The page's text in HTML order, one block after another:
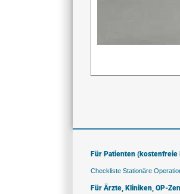
Für Patienten (kostenfreie
Checkliste Stationäre
Für Ärzte, Kliniken, OP-